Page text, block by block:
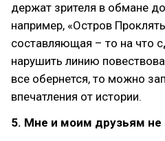
держат зрителя в обмане
например, «Остров
составляющая – то на что
нарушить линию
все обернется, то можно
впечатления от истории.
5. Мне и моим друзьям